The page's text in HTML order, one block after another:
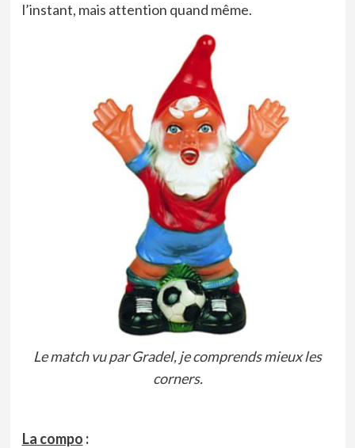
l’instant, mais attention quand même.
Le match vu par Gradel, je comprends mieux les
corners.
La compo :